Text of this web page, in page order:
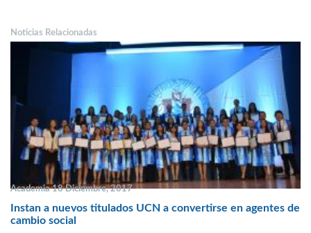
Noticias Relacionadas
Academia 18 Diciembre, 2017
Instan a nuevos titulados UCN a convertirse en agentes de
cambio social